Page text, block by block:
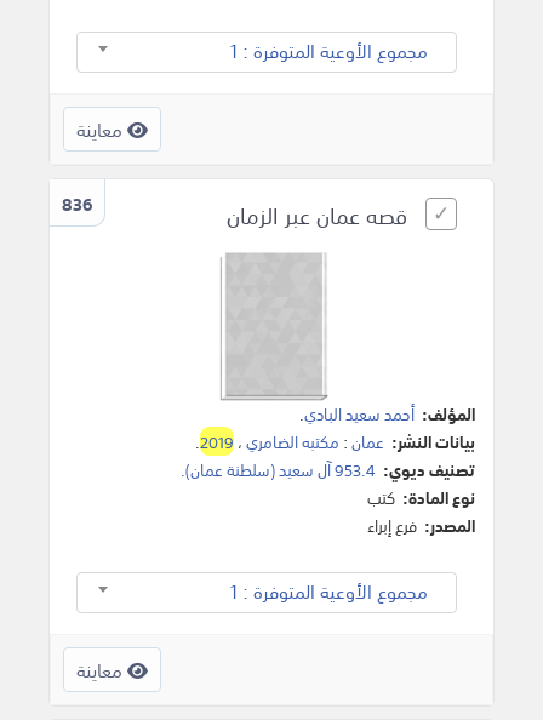
مجموع الأوعية المتوفرة : 1
معاينة
836 قصه عمان عبر الزمان
المؤلف: أحمد سعيد البادي.
بيانات النشر: عمان: مكتبه الضامري،2019
.
تصنيف ديوي: 953.4 آل سعيد (سلطنة عمان).
نوع المادة: كتب
المصدر: فرع إبراء
مجموع الأوعية المتوفرة : 1
معاينة